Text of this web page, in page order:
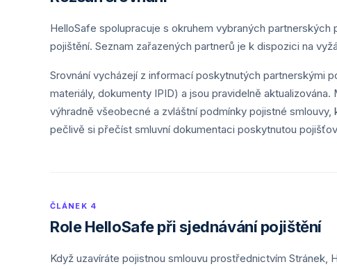
HelloSafe spolupracuje s okruhem vybraných
pojištění. Seznam zařazených partnerů je k dispozici na
Srovnání vycházejí z informací poskytnutých partnerskými
materiály, dokumenty IPID) a jsou pravidelně
výhradně všeobecné a zvláštní podmínky pojistné
pečlivě si přečíst smluvní dokumentaci poskytnutou
ČLÁNEK 4
Role HelloSafe při sjednávání pojištění
Když uzavíráte pojistnou smlouvu prostřednictvím